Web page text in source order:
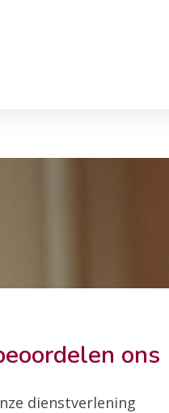
ons
dienstverlening